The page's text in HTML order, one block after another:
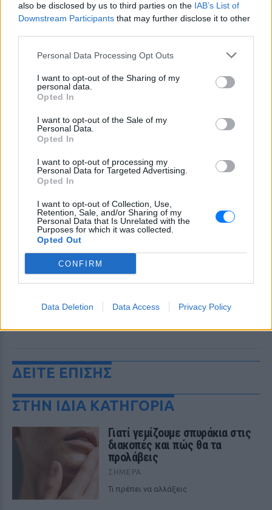
also be disclosed by us to third parties on the IAB’s List of
Downstream Participants that may further disclose it to other
Personal Data Processing Opt Outs
I want to opt-out of the Sharing of my
personal data.
Opted In
I want to opt-out of the Sale of my
Personal Data.
Opted In
I want to opt-out of processing my
Personal Data for Targeted Advertising.
Opted In
I want to opt-out of Collection, Use,
Retention, Sale, and/or Sharing of my
Personal Data that Is Unrelated with the
Purposes for which it was collected.
Opted Out
CONFIRM
Data Deletion Data Access Privacy Policy
Εσύ μπήκες στο E-Daily.gr; Τα νέα της ημέρας
Ακολουθήστε το E-Radio.gr και στο Instagram
ΔΙΑΦΗΜΙΣΗ
ΔΕΙΤΕ ΕΠΙΣΗΣ
ΣΤΗΝ ΙΔΙΑ ΚΑΤΗΓΟΡΙΑ
Γιατί γεμίζουμε σπυράκια στις
διακοπές και πώς θα τα
προλάβεις
ΣΉΜΕΡΑ
Τι πρέπει να αλλάξεις